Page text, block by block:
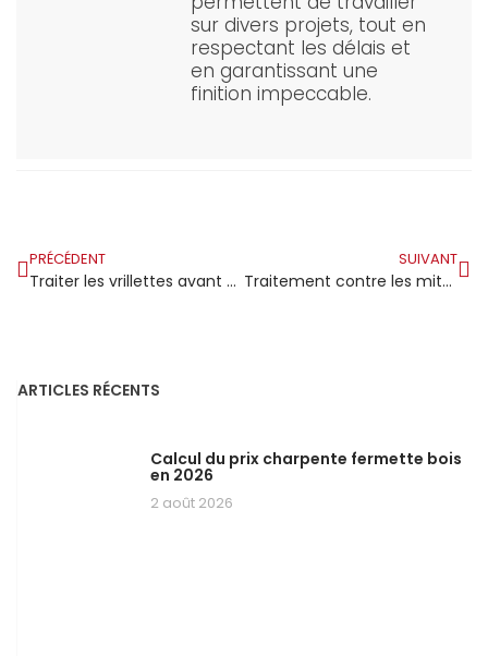
sur divers projets, tout en
respectant les délais et
en garantissant une
finition impeccable.
PRÉCÉDENT
Traiter les vrillettes avant que le bois ne s’abîme
SUIVANT
Traitement contre les mites du bois
ARTICLES RÉCENTS
Calcul du prix charpente fermette bois
en 2026
2 août 2026